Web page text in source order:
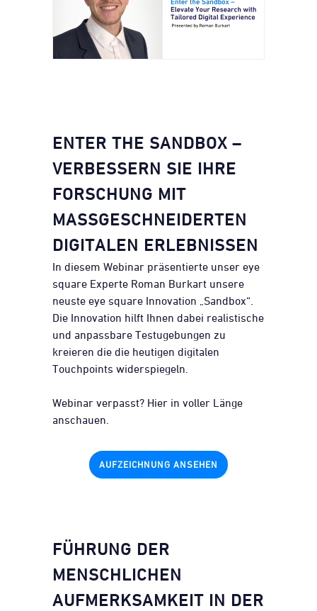
ENTER THE SANDBOX –
VERBESSERN SIE IHRE
FORSCHUNG MIT
MASSGESCHNEIDERTEN D
IGITALEN ERLEBNISSEN
In diesem Webinar präsentierte unser eye
square Experte Roman Burkart unsere
neuste eye square Innovation „Sandbox“.
Die Innovation hilft Ihnen dabei realistische
und anpassbare Testugebungen zu
kreieren die die heutigen digitalen
Touchpoints widerspiegeln.
Webinar verpasst? Hier in voller Länge
anschauen.
AUFZEICHNUNG ANSEHEN
FÜHRUNG DER
MENSCHLICHEN
AUFMERKSAMKEIT IN DER